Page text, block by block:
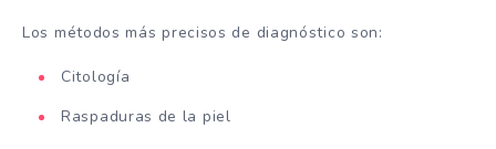
Los métodos más precisos de diagnóstico son:
Citología
Raspaduras de la piel